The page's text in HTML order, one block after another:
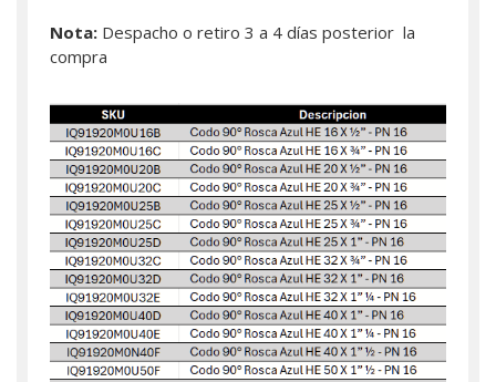
Nota: Despacho o retiro 3 a 4 días posterior la
compra